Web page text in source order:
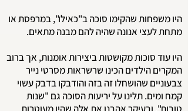
היו משפחות שהקימו סוכה ב"כאילו", במרפסת או
מתחת לעצי אנונה שהיה להם מבנה מתאים.
היו עוד סוכות מקושטות ביצירות אומנות, אך ברוב
המקרים הילדים הכינו שרשראות מסרטי נייר
צבעוניים שהושחלו זה בזה והודבקו בדבק עשוי
קמח ומים. תלינו על יריעות הסוכה גם "שנות